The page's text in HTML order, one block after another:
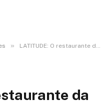
» LATITUDE: O restaurante da AZORES WINE COMPANY ganha um nome próprio
da